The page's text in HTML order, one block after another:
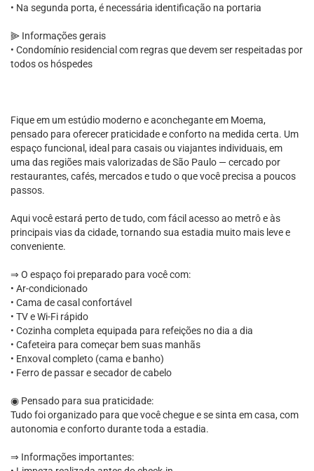
• Na segunda porta, é necessária identificação na portaria
⫸ Informações gerais
• Condomínio residencial com regras que devem ser respeitadas por
todos os hóspedes
Fique em um estúdio moderno e aconchegante em Moema,
pensado para oferecer praticidade e conforto na medida certa. Um
espaço funcional, ideal para casais ou viajantes individuais, em
uma das regiões mais valorizadas de São Paulo — cercado por
restaurantes, cafés, mercados e tudo o que você precisa a poucos
passos.
Aqui você estará perto de tudo, com fácil acesso ao metrô e às
principais vias da cidade, tornando sua estadia muito mais leve e
conveniente.
⇒ O espaço foi preparado para você com:
• Ar-condicionado
• Cama de casal confortável
• TV e Wi-Fi rápido
• Cozinha completa equipada para refeições no dia a dia
• Cafeteira para começar bem suas manhãs
• Enxoval completo (cama e banho)
• Ferro de passar e secador de cabelo
◉ Pensado para sua praticidade:
Tudo foi organizado para que você chegue e se sinta em casa, com
autonomia e conforto durante toda a estadia.
⇒ Informações importantes: